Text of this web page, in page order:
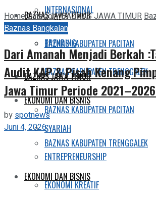
BAZNAS JAWA TIMUR
BAZNAS KABUPATEN PACITAN
BAZNAS KABUPATEN TRENGGALEK
EKONOMI DAN BISNIS
SYARIAH
ENTREPRENEURSHIP
EKONOMI KREATIF
INTERNASIONAL
TRENDING
BAZNAS JAWA TIMUR
BAZNAS KABUPATEN PACITAN
BAZNAS KABUPATEN TRENGGALEK
EKONOMI DAN BISNIS
HomeCategoryBAZNAS JAWA TIMUR
Baznas Bangkalan
Dari Amanah Menjadi Berkah
Audit KAP & Pisah Kenang
Jawa Timur Periode
by spotnews
Juni 4, 2026